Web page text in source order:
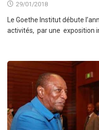
29/01/2018
Le Goethe Institut débute
activités, par une exposition